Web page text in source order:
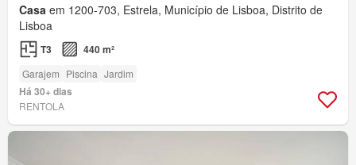
Casa em 1200-703, Estrela, Município de Lisboa, Distrito de
Lisboa
T3 440 m²
Garajem Piscina Jardim
Há 30+ dias
RENTOLA